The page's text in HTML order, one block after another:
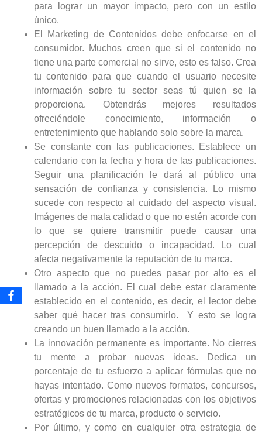
para lograr un mayor impacto, pero con un estilo
único.
El Marketing de Contenidos debe enfocarse en el
consumidor. Muchos creen que si el contenido no
tiene una parte comercial no sirve, esto es falso. Crea
tu contenido para que cuando el usuario necesite
información sobre tu sector seas tú quien se la
proporciona. Obtendrás mejores resultados
ofreciéndole conocimiento, información o
entretenimiento que hablando solo sobre la marca.
Se constante con las publicaciones. Establece un
calendario con la fecha y hora de las publicaciones.
Seguir una planificación le dará al público una
sensación de confianza y consistencia. Lo mismo
sucede con respecto al cuidado del aspecto visual.
Imágenes de mala calidad o que no estén acorde con
lo que se quiere transmitir puede causar una
percepción de descuido o incapacidad. Lo cual
afecta negativamente la reputación de tu marca.
Otro aspecto que no puedes pasar por alto es el
llamado a la acción. El cual debe estar claramente
establecido en el contenido, es decir, el lector debe
saber qué hacer tras consumirlo. Y esto se logra
creando un buen llamado a la acción.
La innovación permanente es importante. No cierres
tu mente a probar nuevas ideas. Dedica un
porcentaje de tu esfuerzo a aplicar fórmulas que no
hayas intentado. Como nuevos formatos, concursos,
ofertas y promociones relacionadas con los objetivos
estratégicos de tu marca, producto o servicio.
Por último, y como en cualquier otra estrategia de